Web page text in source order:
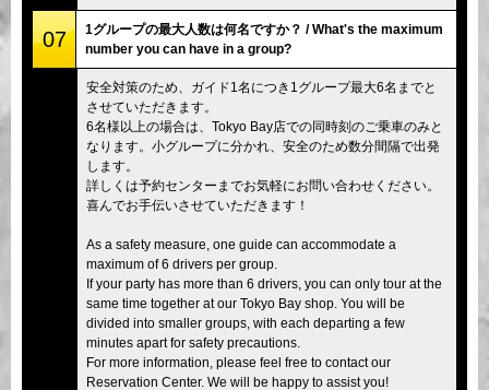
07
1グループの最大人数は何名ですか？ / What's the maximum
number you can have in a group?
安全対策のため、ガイド1名につき1グループ最大6名までと
させていただきます。
6名様以上の場合は、Tokyo Bay店での同時刻のご乗車のみと
なります。小グループに分かれ、安全のため数分間隔で出発
します。
詳しくは予約センターまでお気軽にお問い合わせください。
喜んでお手伝いさせていただきます！
As a safety measure, one guide can accommodate a
maximum of 6 drivers per group.
If your party has more than 6 drivers, you can only tour at the
same time together at our Tokyo Bay shop. You will be
divided into smaller groups, with each departing a few
minutes apart for safety precautions.
For more information, please feel free to contact our
Reservation Center. We will be happy to assist you!